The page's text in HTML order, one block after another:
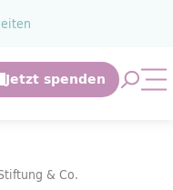
& Co. & Co.